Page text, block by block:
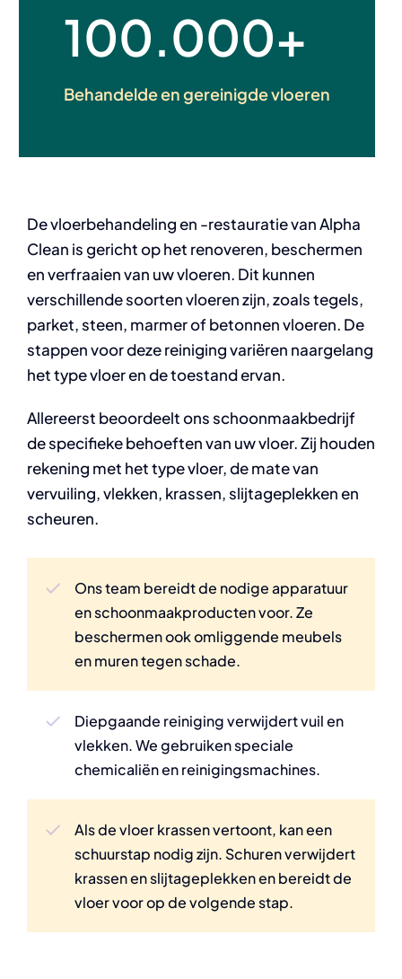
100.000+
Behandelde en gereinigde vloeren
De vloerbehandeling en -restauratie van Alpha
Clean is gericht op het renoveren, beschermen
en verfraaien van uw vloeren. Dit kunnen
verschillende soorten vloeren zijn, zoals tegels,
parket, steen, marmer of betonnen vloeren. De
stappen voor deze reiniging variëren naargelang
het type vloer en de toestand ervan.
Allereerst beoordeelt ons schoonmaakbedrijf
de specifieke behoeften van uw vloer. Zij houden
rekening met het type vloer, de mate van
vervuiling, vlekken, krassen, slijtageplekken en
scheuren.
Ons team bereidt de nodige apparatuur
en schoonmaakproducten voor. Ze
beschermen ook omliggende meubels
en muren tegen schade.
Diepgaande reiniging verwijdert vuil en
vlekken. We gebruiken speciale
chemicaliën en reinigingsmachines.
Als de vloer krassen vertoont, kan een
schuurstap nodig zijn. Schuren verwijdert
krassen en slijtageplekken en bereidt de
vloer voor op de volgende stap.